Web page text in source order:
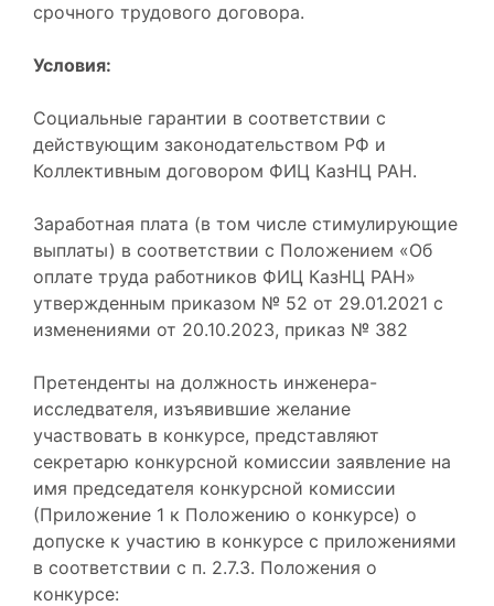
срочного трудового договора.
Условия:
Социальные гарантии в соответствии с
действующим законодательством РФ и
Коллективным договором ФИЦ КазНЦ РАН.
Заработная плата (в том числе стимулирующие
выплаты) в соответствии с Положением «Об
оплате труда работников ФИЦ КазНЦ РАН»
утвержденным приказом № 52 от 29.01.2021 с
изменениями от 20.10.2023, приказ № 382
Претенденты на должность инженера-
исследвателя, изъявившие желание
участвовать в конкурсе, представляют
секретарю конкурсной комиссии заявление на
имя председателя конкурсной комиссии
(Приложение 1 к Положению о конкурсе) о
допуске к участию в конкурсе с приложениями
в соответствии с п. 2.7.3. Положения о
конкурсе: